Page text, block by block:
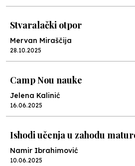
Stvaralački otpor
Mervan Miraščija
28.10.2025
Camp Nou nauke
Jelena Kalinić
16.06.2025
Ishodi učenja u zahodu
Namir Ibrahimović
10.06.2025